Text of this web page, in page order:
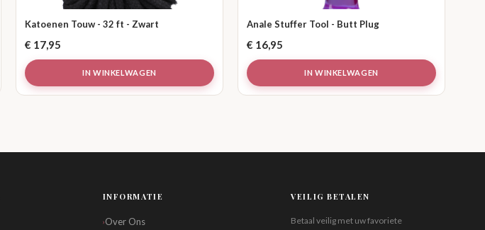
Katoenen Touw - 32 ft - Zwart
€ 17,95
IN WINKELWAGEN
Anale Stuffer Tool - Butt Plug
€ 16,95
IN WINKELWAGEN
INFORMATIE
›Over Ons
VEILIG BETALEN
Betaal veilig met uw favoriete